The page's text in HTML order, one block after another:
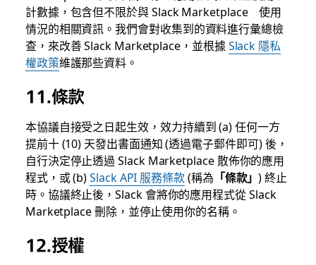
計數據，包含但不限於與 Slack Marketplace 使用
情況的相關資訊。我們會對收集到的資料進行彙總檢
查，來改善 Slack Marketplace，並根據 Slack 隱私
權政策維護那些資料。
11.條款
本協議自接受之日起生效，效力持續到 (a) 任何一方
提前十 (10) 天發出書面通知 (透過電子郵件即可) 後，
自行決定停止透過 Slack Marketplace 散佈你的應用
程式，或 (b)Slack API 服務條款 (稱為 「條款」) 終止
時。協議終止後，Slack 會將你的應用程式從 Slack
Marketplace 刪除，並停止使用你的名稱。
12.授權